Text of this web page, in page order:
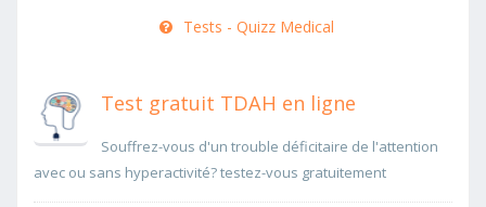
Tests - Quizz Medical
Test gratuit TDAH en ligne
Souffrez-vous d'un trouble déficitaire de l'attention
avec ou sans hyperactivité? testez-vous gratuitement